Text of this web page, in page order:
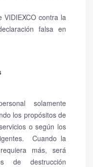
VIDIEXCO contra la
falsa en
solamente
los propósitos de
o según los
Cuando la
más, será
de destrucción